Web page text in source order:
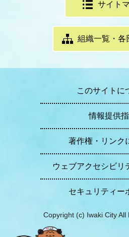
サイト
組織一覧・各
このサイトに
情報提供
著作権・リンク
ウェブアクセシビリ
セキュリティー
Copyright (c) Iwaki City All